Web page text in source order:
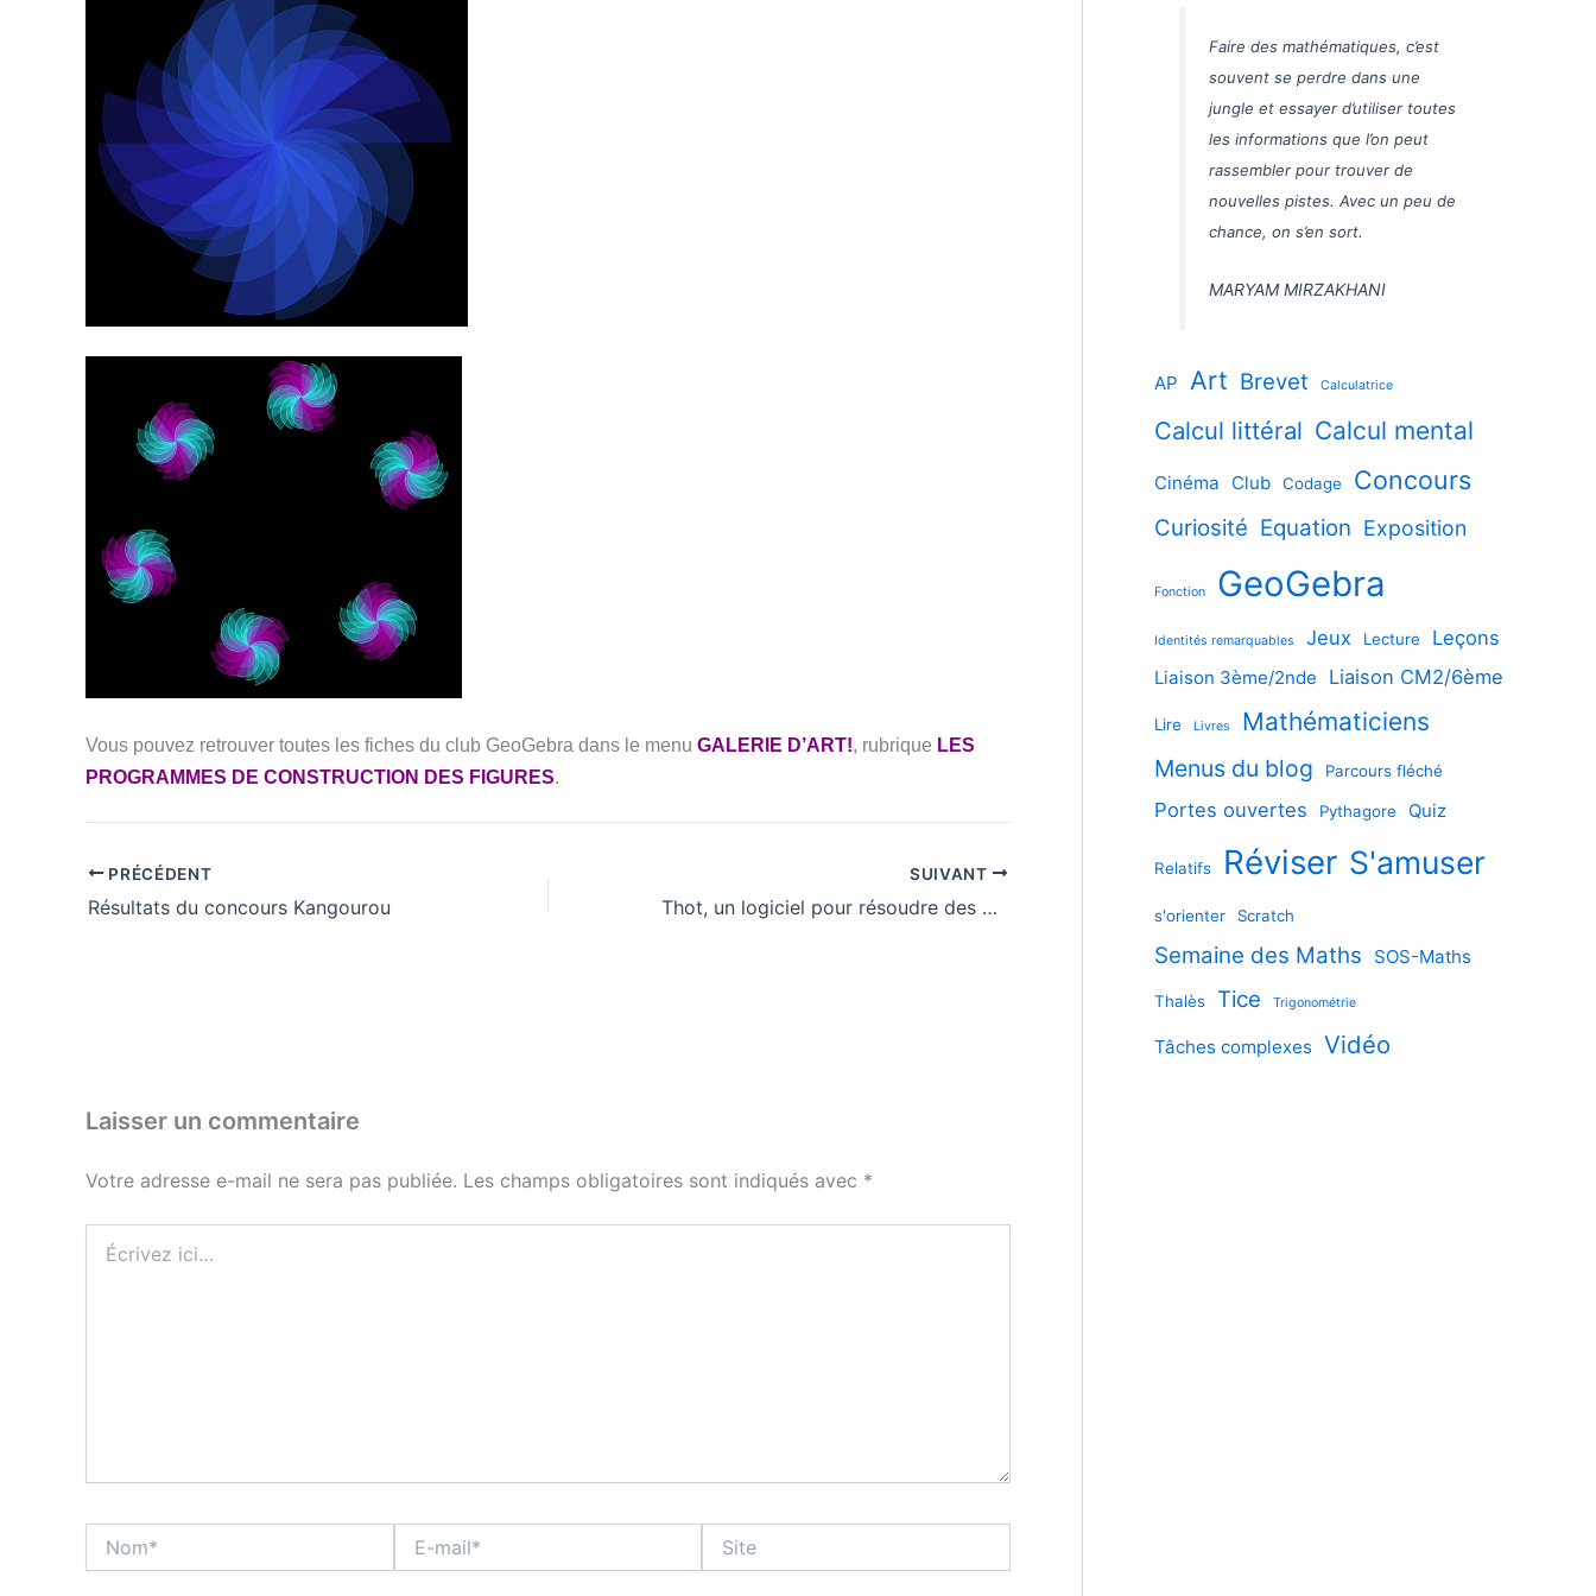
Vous pouvez retrouver toutes les fiches du club GeoGebra dans le menu GALERIE D’ART!, rubrique LES
PROGRAMMES DE CONSTRUCTION DES FIGURES.
PRÉCÉDENT
Résultats du concours Kangourou
SUIVANT
Thot, un logiciel pour résoudre des équations
Laisser un commentaire
Votre adresse e-mail ne sera pas publiée. Les champs obligatoires sont indiqués avec *
ici…
mail*
Faire des mathématiques, c’est
souvent se perdre dans une
jungle et essayer d’utiliser toutes
les informations que l’on peut
rassembler pour trouver de
nouvelles pistes. Avec un peu de
chance, on s’en sort.
MARYAM MIRZAKHANI
AP Art Brevet Calculatrice
Calcul littéral Calcul mental
Cinéma Club Codage Concours
Curiosité Equation Exposition
Fonction GeoGebra
Identités remarquables Jeux Lecture Leçons
Liaison 3ème/2nde Liaison CM2/6ème
Lire Livres Mathématiciens
Menus du blog Parcours fléché
Portes ouvertes Pythagore Quiz
Relatifs Réviser S'amuser
s'orienter Scratch
Semaine des Maths SOS-Maths
Thalès Tice Trigonométrie
Tâches complexes Vidéo